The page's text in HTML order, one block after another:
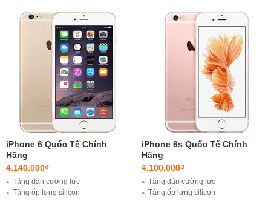
Tặng sim ghép chính hãng ( Fix lỗi như quốc tế )
Miễn phí ship nội thành ( Hà Nội )
iPhone 6 Quốc Tế Chính
Hãng
4.140.000₫
Tặng dán cường lực
Tặng ốp lưng silicon
iPhone 6s Quốc Tế Chính
Hãng
4.100.000₫
Tặng dán cường lực
Tặng ốp lưng silicon